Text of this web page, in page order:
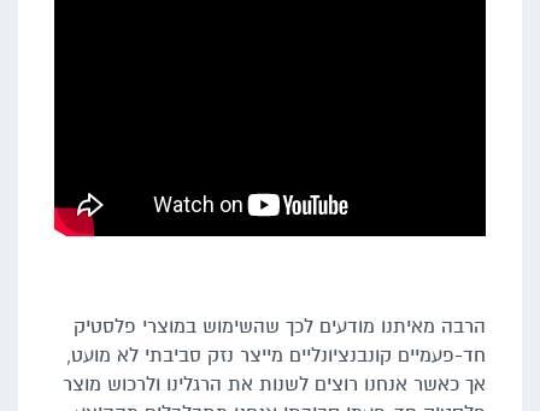
הרבה מאיתנו מודעים לכך שהשימוש במוצרי פלסטיק
חד-פעמיים קונבנציונליים מייצר נזק סביבתי לא מועט,
אך כאשר אנחנו רוצים לשנות את הרגלינו ולרכוש מוצר